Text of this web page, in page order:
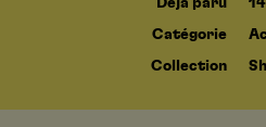
Déjà paru 14
Catégorie
Collection